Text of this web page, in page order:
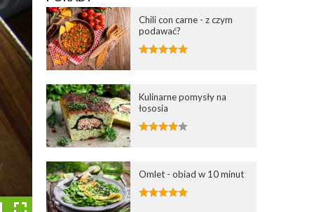
Chili con carne - z czym
podawać?
Kulinarne pomysły na
łososia
Omlet - obiad w 10 minut